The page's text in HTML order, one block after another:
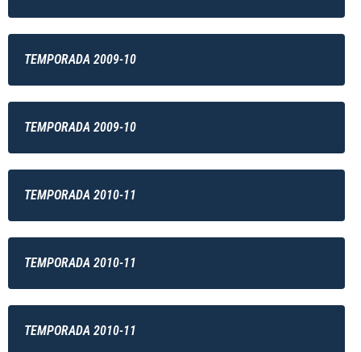
TEMPORADA 2009-10
TEMPORADA 2009-10
TEMPORADA 2010-11
TEMPORADA 2010-11
TEMPORADA 2010-11